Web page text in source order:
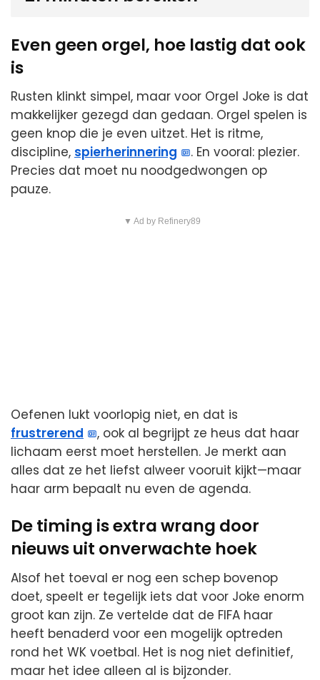
Even geen orgel, hoe lastig dat ook
is
Rusten klinkt simpel, maar voor Orgel Joke is dat
makkelijker gezegd dan gedaan. Orgel spelen is
geen knop die je even uitzet. Het is ritme,
discipline, spierherinnering
. En vooral: plezier.
Precies dat moet nu noodgedwongen op
pauze.
▼ Ad by Refinery89
Oefenen lukt voorlopig niet, en dat is
frustrerend
, ook al begrijpt ze heus dat haar
lichaam eerst moet herstellen. Je merkt aan
alles dat ze het liefst alweer vooruit kijkt—maar
haar arm bepaalt nu even de agenda.
De timing is extra wrang door
nieuws uit onverwachte hoek
Alsof het toeval er nog een schep bovenop
doet, speelt er tegelijk iets dat voor Joke enorm
groot kan zijn. Ze vertelde dat de FIFA haar
heeft benaderd voor een mogelijk optreden
rond het WK voetbal. Het is nog niet definitief,
maar het idee alleen al is bijzonder.